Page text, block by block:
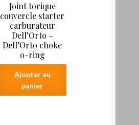
Joint torique
couvercle starter
carburateur
Dell’Orto –
Dell’Orto choke
o-ring
Ajouter au
panier